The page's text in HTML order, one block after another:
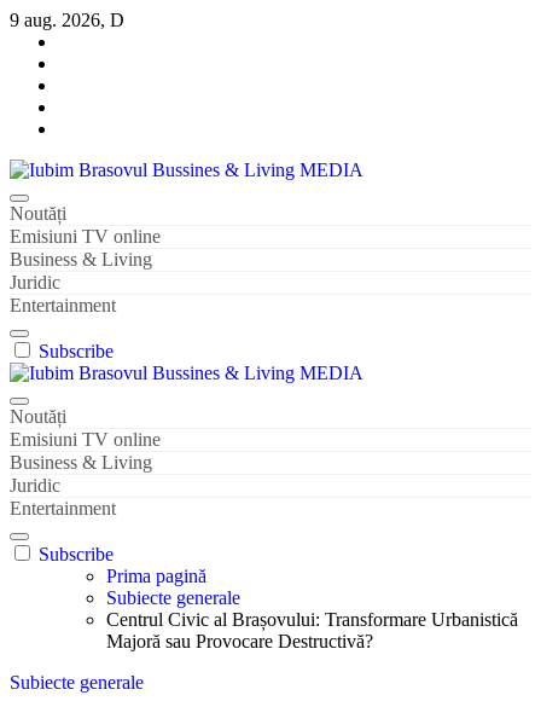
Sari
conținut
9 aug. 2026, D
Iubim Brasovul Bussines & Living MEDIA
Din pasiune și dragoste pentru Brașoveni
Noutăți
Emisiuni TV online
Business & Living
Juridic
Entertainment
Subscribe
Iubim Brasovul Bussines & Living MEDIA
Din pasiune și dragoste pentru Brașoveni
Noutăți
Emisiuni TV online
Business & Living
Juridic
Entertainment
Subscribe
Prima pagină
Subiecte generale
Centrul Civic al Brașovului: Transformare Urbanistică
Majoră sau Provocare Destructivă?
Subiecte generale